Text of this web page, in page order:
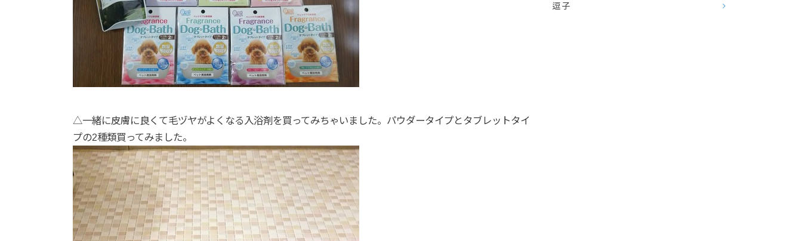
△一緒に皮膚に良くて毛ヅヤがよくなる入浴剤を買ってみちゃいました。パウダータイプとタブレットタイ
プの2種類買ってみました。
逗子